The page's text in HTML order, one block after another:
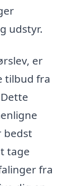
udstyr.
er
tilbud fra
bedst
tage
fra